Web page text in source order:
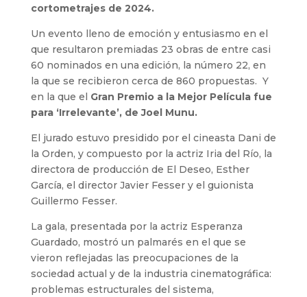
cortometrajes de 2024.
Un evento lleno de emoción y entusiasmo en el
que resultaron premiadas 23 obras de entre casi
60 nominados en una edición, la número 22, en
la que se recibieron cerca de 860 propuestas. Y
en la que el Gran Premio a la Mejor Película fue
para ‘Irrelevante’, de Joel Munu.
El jurado estuvo presidido por el cineasta Dani de
la Orden, y compuesto por la actriz Iria del Río, la
directora de producción de El Deseo, Esther
García, el director Javier Fesser y el guionista
Guillermo Fesser.
La gala, presentada por la actriz Esperanza
Guardado, mostró un palmarés en el que se
vieron reflejadas las preocupaciones de la
sociedad actual y de la industria cinematográfica:
problemas estructurales del sistema,